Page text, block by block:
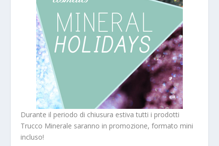
Durante il periodo di chiusura estiva tutti i prodotti
Trucco Minerale saranno in promozione, formato mini
incluso!